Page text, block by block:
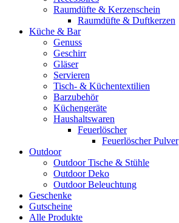
Raumdüfte & Kerzenschein
Raumdüfte & Duftkerzen
Küche & Bar
Genuss
Geschirr
Gläser
Servieren
Tisch- & Küchentextilien
Barzubehör
Küchengeräte
Haushaltswaren
Feuerlöscher
Feuerlöscher Pulver
Outdoor
Outdoor Tische & Stühle
Outdoor Deko
Outdoor Beleuchtung
Geschenke
Gutscheine
Alle Produkte